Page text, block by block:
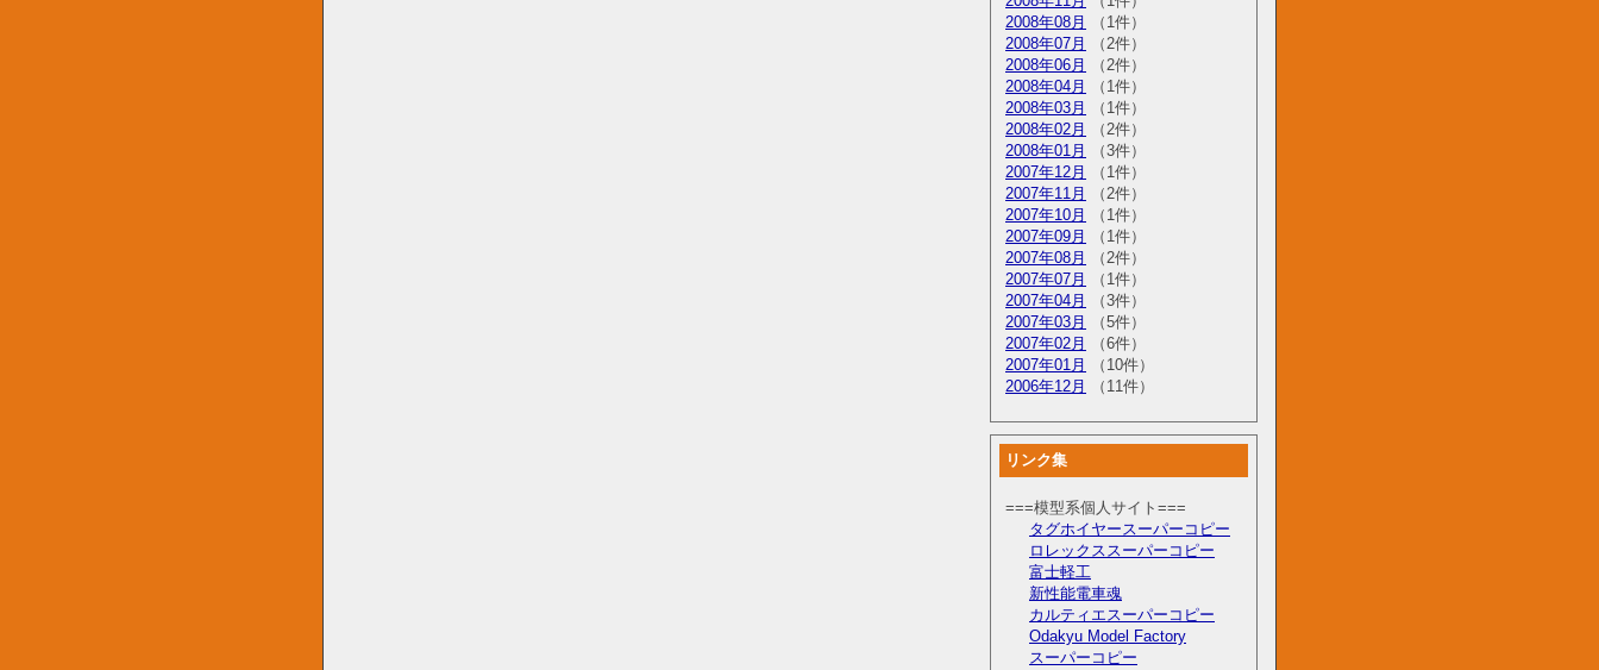
2008年08月
（1件）
2008年07月
（2件）
2008年06月
（2件）
2008年04月
（1件）
2008年03月
（1件）
2008年02月
（2件）
2008年01月
（3件）
2007年12月
（1件）
2007年11月
（2件）
2007年10月
（1件）
2007年09月
（1件）
2007年08月
（2件）
2007年07月
（1件）
2007年04月
（3件）
2007年03月
（5件）
2007年02月
（6件）
2007年01月
（10件）
2006年12月
（11件）
リンク集
===模型系個人サイト===
タグホイヤースーパーコピー
ロレックススーパーコピー
富士軽工
新性能電車魂
カルティエスーパーコピー
Odakyu Model Factory
スーパーコピー